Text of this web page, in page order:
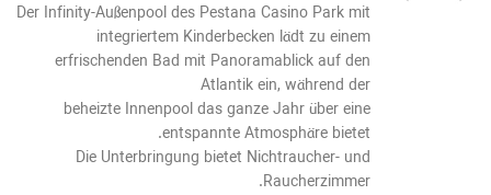
Der Infinity-Außenpool des Pestana Casino Park mit
integriertem Kinderbecken lädt zu einem
erfrischenden Bad mit Panoramablick auf den
Atlantik ein, während der
beheizte Innenpool das ganze Jahr über eine
entspannte Atmosphäre bietet.
Die Unterbringung bietet Nichtraucher- und
Raucherzimmer.